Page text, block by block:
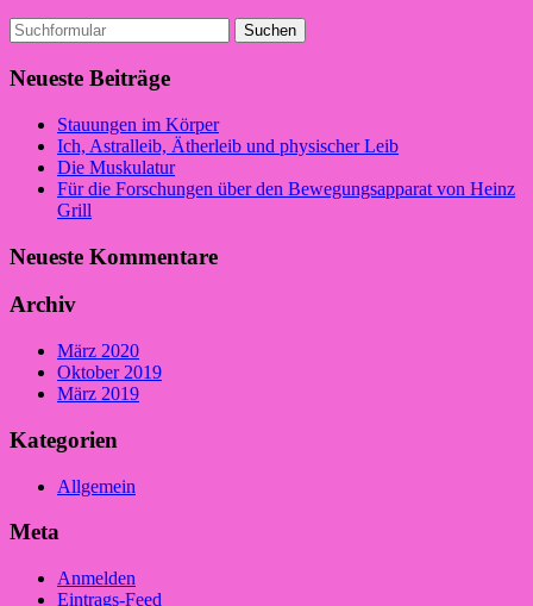
Suchen
nach:
Neueste Beiträge
Stauungen im Körper
Ich, Astralleib, Ätherleib und physischer Leib
Die Muskulatur
Für die Forschungen über den Bewegungsapparat von Heinz
Grill
Neueste Kommentare
Archiv
März 2020
Oktober 2019
März 2019
Kategorien
Allgemein
Meta
Anmelden
Eintrags-Feed